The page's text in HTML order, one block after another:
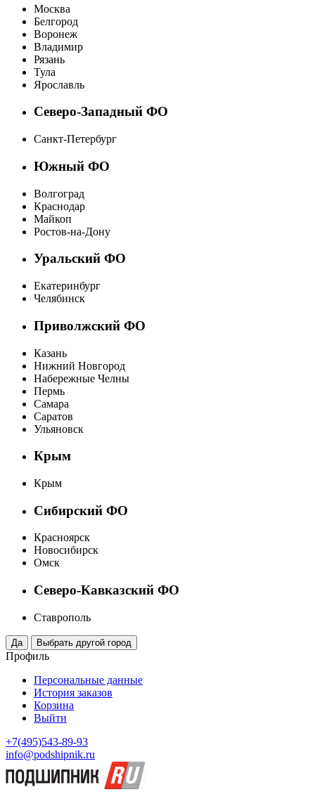
Москва
Белгород
Воронеж
Владимир
Рязань
Тула
Ярославль
Северо-Западный ФО
Санкт-Петербург
Южный ФО
Волгоград
Краснодар
Майкоп
Ростов-на-Дону
Уральский ФО
Екатеринбург
Челябинск
Приволжский ФО
Казань
Нижний Новгород
Набережные Челны
Пермь
Самара
Саратов
Ульяновск
Крым
Крым
Сибирский ФО
Красноярск
Новосибирск
Омск
Северо-Кавказский ФО
Ставрополь
Профиль
Персональные данные
История заказов
Корзина
Выйти
+7(495)543-89-93
info@podshipnik.ru